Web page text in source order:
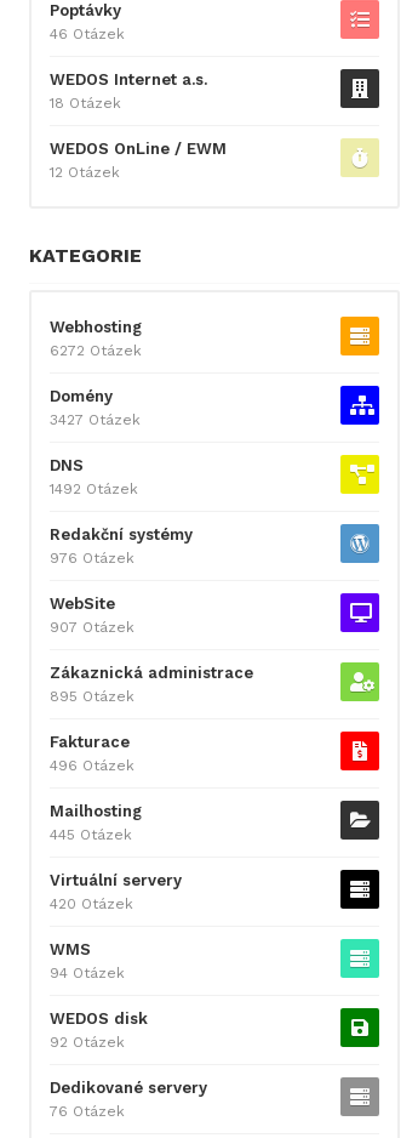
Poptávky
46 Otázek
WEDOS Internet a.s.
18 Otázek
WEDOS OnLine / EWM
12 Otázek
KATEGORIE
Webhosting
6272 Otázek
Domény
3427 Otázek
DNS
1492 Otázek
Redakční systémy
976 Otázek
WebSite
907 Otázek
Zákaznická administrace
895 Otázek
Fakturace
496 Otázek
Mailhosting
445 Otázek
Virtuální servery
420 Otázek
WMS
94 Otázek
WEDOS disk
92 Otázek
Dedikované servery
76 Otázek